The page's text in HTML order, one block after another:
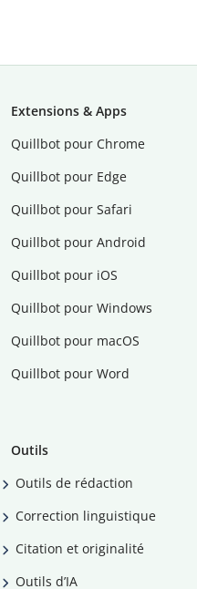
Extensions & Apps
Quillbot pour Chrome
Quillbot pour Edge
Quillbot pour Safari
Quillbot pour Android
Quillbot pour iOS
Quillbot pour Windows
Quillbot pour macOS
Quillbot pour Word
Outils
Outils de rédaction
Correction linguistique
Citation et originalité
Outils d’IA